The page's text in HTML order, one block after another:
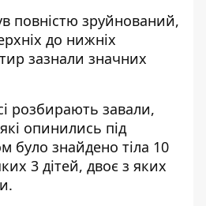
повністю зруйнований,
до нижніх
зазнали значних
розбирають завали,
опинились під
було знайдено тіла 10
3 дітей, двоє з яких